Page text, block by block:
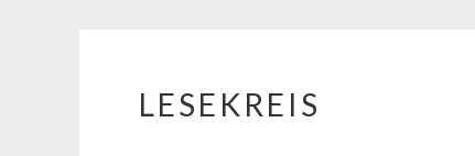
Springe
LESEKREIS